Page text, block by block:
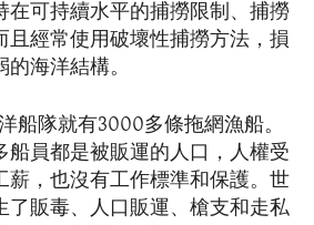
在可持續水平的捕撈限制、捕撈
且經常使用破壞性捕撈方法，損
海洋結構。
船隊就有3000多條拖網漁船。
船員都是被販運的人口，人權受
薪，也沒有工作標準和保護。世
了販毒、人口販運、槍支和走私